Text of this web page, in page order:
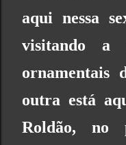
aqui nessa
visitando a
ornamentais
outra está
Roldão, no